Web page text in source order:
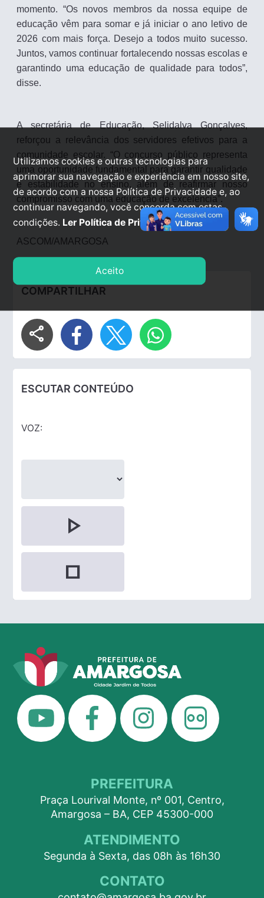
momento. “Os novos membros da nossa equipe de
educação vêm para somar e já iniciar o ano letivo de
2026 com mais força. Desejo a todos muito sucesso.
Juntos, vamos continuar fortalecendo nossas escolas e
garantindo uma educação de qualidade para todos”,
disse.
A secretária de Educação, Selidalva Gonçalves,
reforçou a relevância dos servidores efetivos para a
comunidade escolar. “O concurso público representa
uma oportunidade fundamental para garantir qualidade
e estabilidade no ensino, além de reafirmar nosso
compromisso com uma educação de excelência”.
ASCOM/AMARGOSA
COMPARTILHAR
share
ESCUTAR CONTEÚDO
VOZ:
play_arrow
stop
PREFEITURA
Praça Lourival Monte, nº 001, Centro,
Amargosa – BA, CEP 45300-000
ATENDIMENTO
Segunda à Sexta, das 08h às 16h30
CONTATO
Utilizamos cookies e outras tecnologias para
aprimorar sua navegação e experiência em nosso site,
de acordo com a nossa Política de Privacidade e, ao
continuar navegando, você concorda com estas
condições. Ler Política de Privacidade.
Aceito